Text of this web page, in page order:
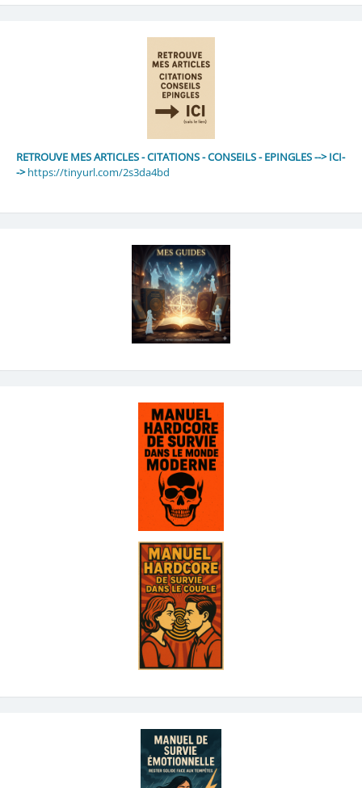
RETROUVE MES ARTICLES - CITATIONS - CONSEILS - EPINGLES --> ICI-
-> https://tinyurl.com/2s3da4bd